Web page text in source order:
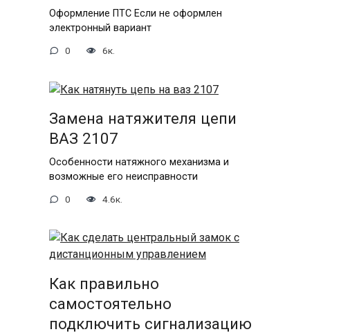
Оформление ПТС Если не оформлен
электронный вариант
0 6к.
Замена натяжителя цепи
ВАЗ 2107
Особенности натяжного механизма и
возможные его неисправности
0 4.6к.
Как правильно
самостоятельно
подключить сигнализацию